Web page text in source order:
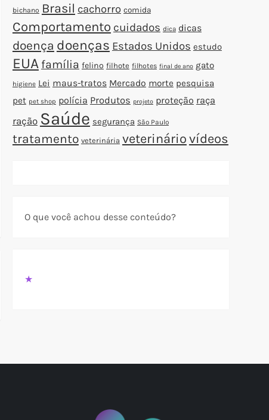
bichano Brasil cachorro comida
Comportamento cuidados dica dicas
doença doenças Estados Unidos estudo
EUA família felino filhote filhotes final de ano gato
higiene Lei maus-tratos Mercado morte pesquisa
pet pet shop polícia Produtos projeto proteção raça
ração Saúde segurança São Paulo
tratamento veterinária veterináriovídeos
O que você achou desse conteúdo?
★